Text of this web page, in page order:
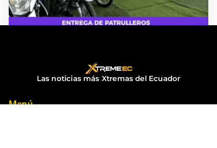
No hay comentarios
Las noticias más Xtremas del Ecuador
Menú